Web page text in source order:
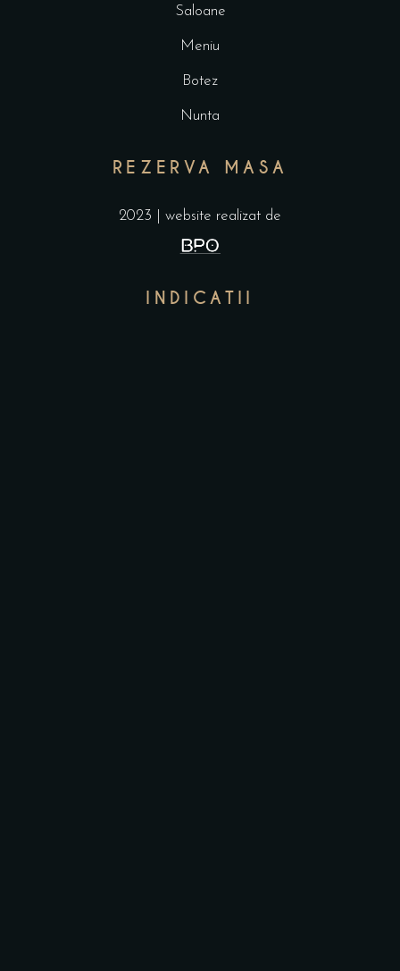
Saloane
Meniu
Botez
Nunta
REZERVA MASA
2023 | website realizat de
INDICATII